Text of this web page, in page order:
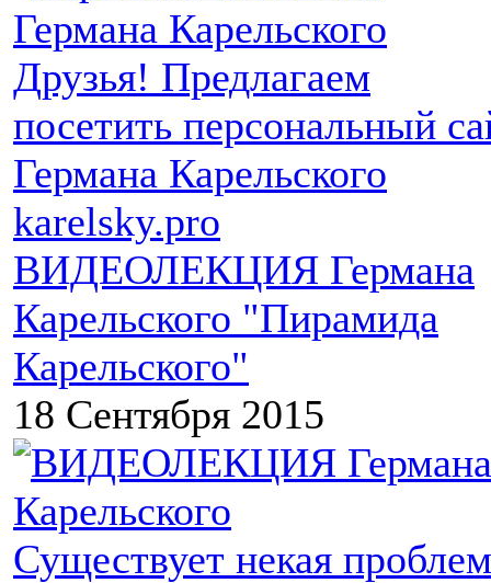
Друзья! Предлагаем
посетить персональный
Германа Карельского
karelsky.pro
ВИДЕОЛЕКЦИЯ Германа
Карельского "Пирамида
Карельского"
18 Сентября 2015
Существует некая